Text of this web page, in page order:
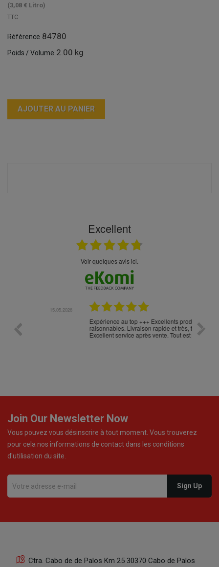
(3,08 € Litro)
TTC
Référence 84780
Poids / Volume 2.00 kg
AJOUTER AU PANIER
Excellent
Voir quelques avis ici.
Expérience au top +++ Excellents produits à prix
raisonnables. Livraison rapide et très, très soignée.
Excellent service après vente. Tout est parfait !!!
Join Our Newsletter Now
Vous pouvez vous désinscrire à tout moment. Vous trouverez
pour cela nos informations de contact dans les conditions
d'utilisation du site.
Ctra. Cabo de de Palos Km 25 30370 Cabo de Palos